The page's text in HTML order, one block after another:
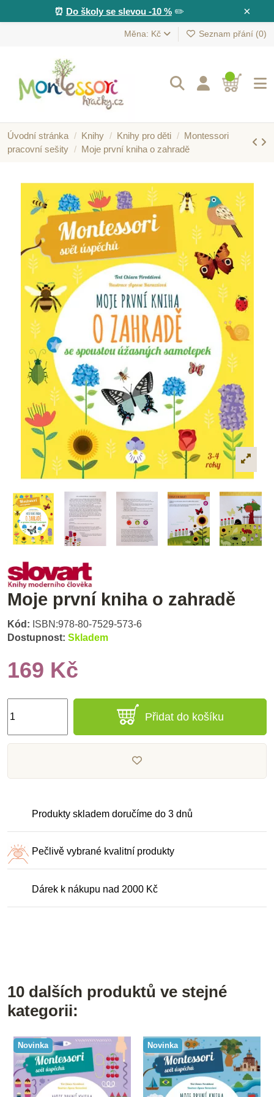
×
⏰ Do školy se slevou -10 %✏️
Měna: Kč Seznam přání (0)
Úvodní stránka Knihy Knihy pro děti
Montessori
pracovní sešity
Moje první kniha o zahradě
Moje první kniha o zahradě
Kód: ISBN:978-80-7529-573-6
Dostupnost: Skladem
169 Kč
Přidat do košíku
Produkty skladem doručíme do 3 dnů
Pečlivě vybrané kvalitní produkty
Dárek k nákupu nad 2000 Kč
10 dalších produktů ve stejné
kategorii:
Novinka Novinka